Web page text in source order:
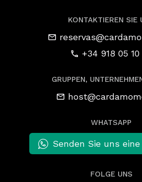
KONTAKTIEREN SIE
+34 918 05
GRUPPEN,
WHATSAPP
Senden Sie uns
FOLGE UNS